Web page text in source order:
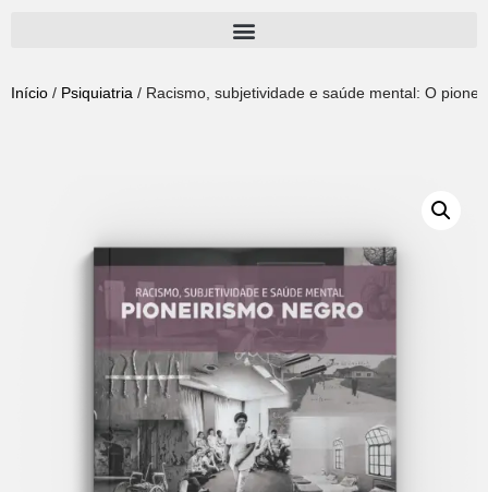
para
Início / Psiquiatria / Racismo, subjetividade e saúde mental: O